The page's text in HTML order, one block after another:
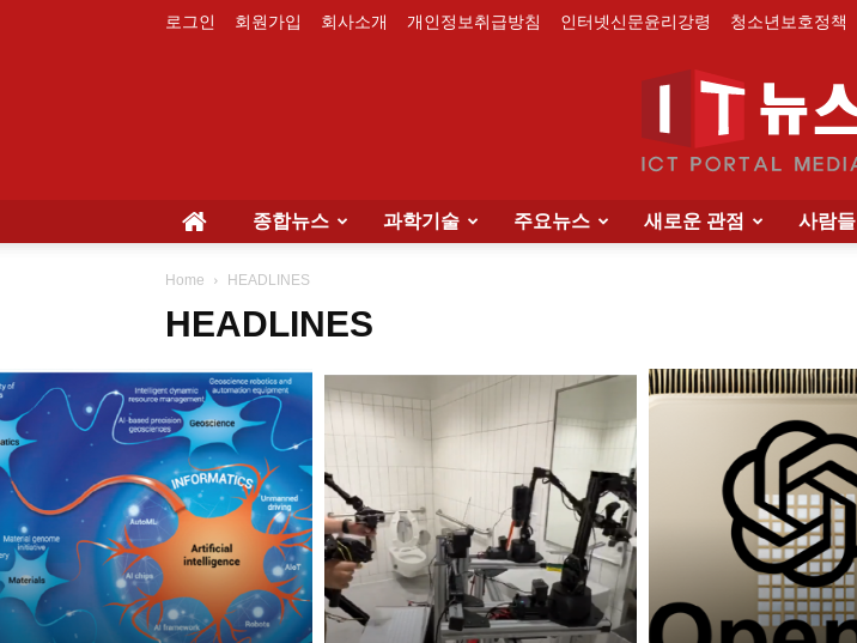
로그인 회원가입 회사소개 개인정보취급방침 인터넷신문윤리강령 청소년보호정책
종합뉴스 과학기술 주요뉴스 새로운 관점 사람들
Home HEADLINES
HEADLINES